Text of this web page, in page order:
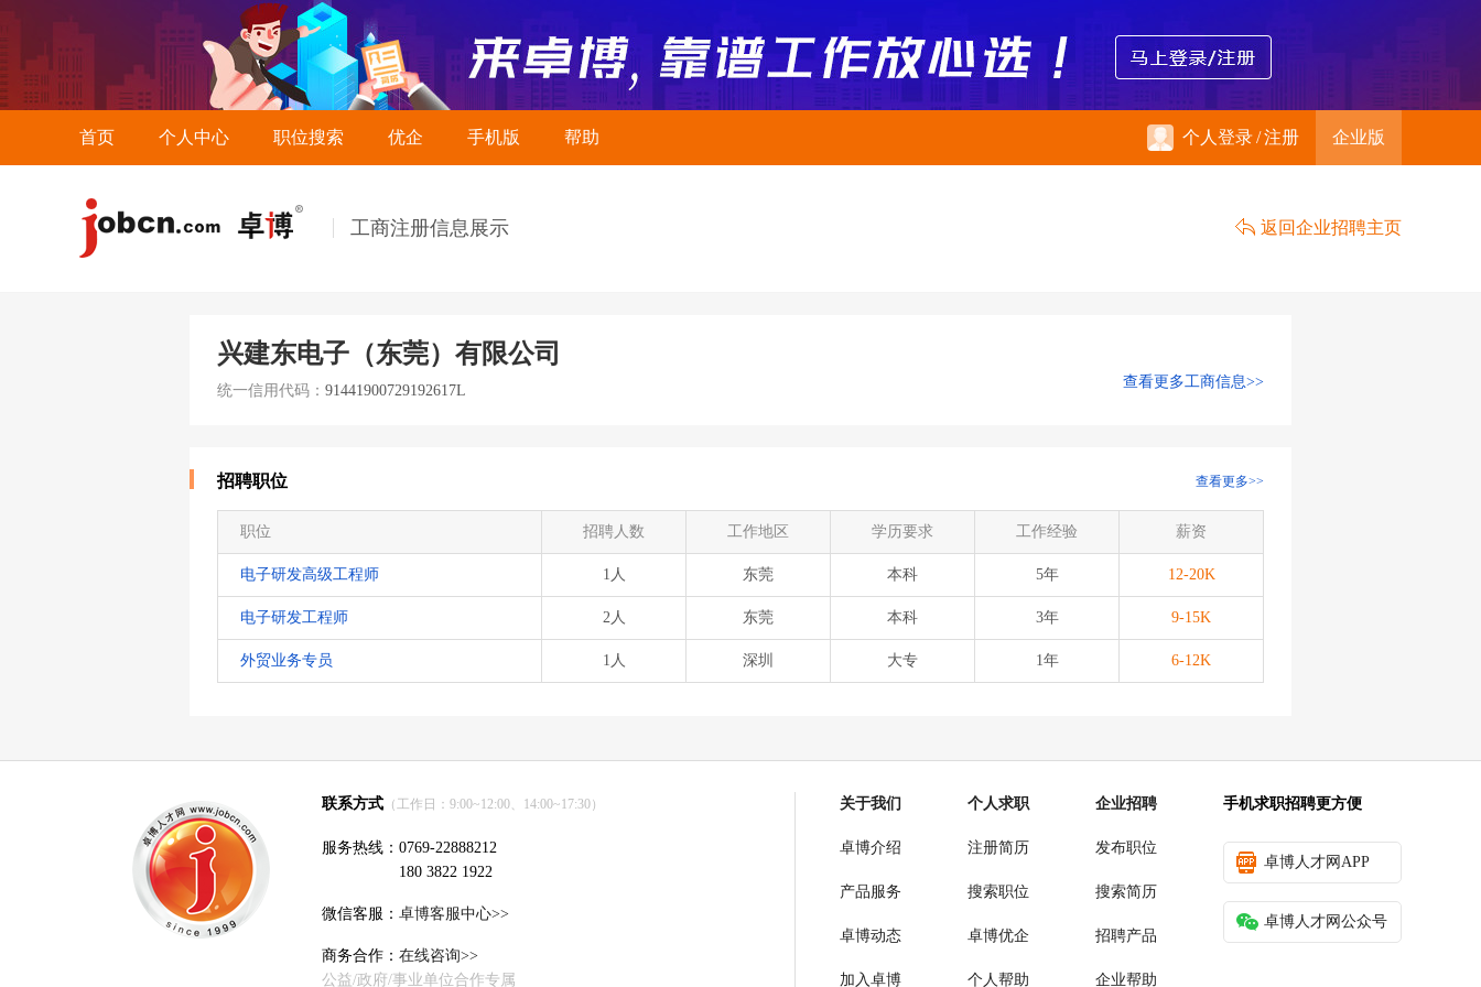
首页 个人中心 职位搜索 优企 手机版 帮助 个人登录/注册 企业版
工商注册信息展示 返回企业招聘主页
兴建东电子（东莞）有限公司
统一信用代码： 91441900729192617L
查看更多工商信息>>
招聘职位 查看更多>>
职位 招聘人数 工作地区 学历要求 工作经验 薪资
电子研发高级工程师 1人 东莞 本科 5年 12-20K
电子研发工程师 2人 东莞 本科 3年 9-15K
外贸业务专员 1人 深圳 大专 1年 6-12K
联系方式 （工作日：9:00~12:00、14:00~17:30）
服务热线：0769-22888212
180 3822 1922
微信客服： 卓博客服中心>>
商务合作： 在线咨询>>
公益/政府/事业单位合作专属
关于我们
卓博介绍
产品服务
卓博动态
加入卓博
个人求职
注册简历
搜索职位
卓博优企
个人帮助
企业招聘
发布职位
搜索简历
招聘产品
企业帮助
手机求职招聘更方便
卓博人才网APP
卓博人才网公众号